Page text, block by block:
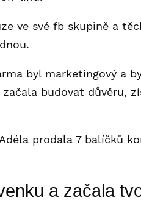
ve své fb skupině a
byl marketingový a
budovat důvěru,
prodala 7 balíčků
a začala